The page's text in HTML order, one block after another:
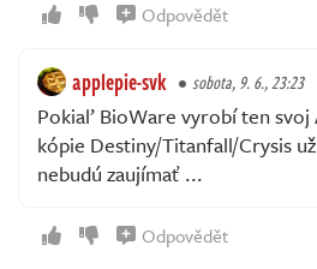
Odpovědět
applepie-svk sobota, 9. 6., 23:23
Pokiaľ BioWare vyrobí ten
kópie Destiny/Titanfall/Crysis
nebudú zaujímať ...
Odpovědět